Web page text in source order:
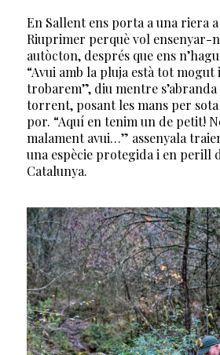
En Sallent ens porta a una riera
Riuprimer perquè vol ensenyar-
autòcton, després que ens
“Avui amb la pluja està tot mogut
trobarem”, diu mentre s’abranda
torrent, posant les mans per sota
por. “Aquí en tenim un de petit!
malament avui…” assenyala
una espècie protegida i en perill
Catalunya.